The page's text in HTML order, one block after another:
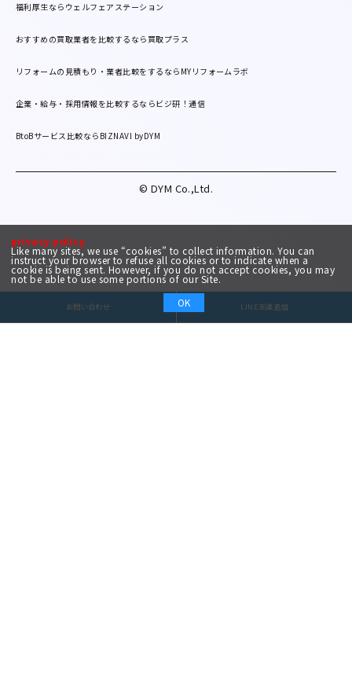
privacy policy
Like many sites, we use “cookies” to collect information. You can
instruct your browser to refuse all cookies or to indicate when a
cookie is being sent. However, if you do not accept cookies, you may
not be able to use some portions of our Site.
OK
お問い合わせ LINE友達追加
福利厚生ならウェルフェアステーション
おすすめの買取業者を比較するなら買取プラス
リフォームの見積もり・業者比較をするならMYリフォームラボ
企業・給与・採用情報を比較するならビジ研！通信
BtoBサービス比較ならBIZNAVI byDYM
© DYM Co.,Ltd.